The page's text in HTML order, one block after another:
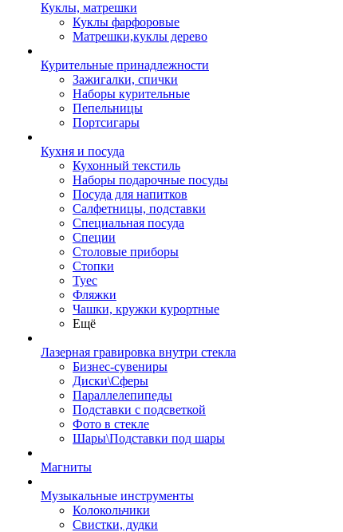
Куклы, матрешки
Куклы фарфоровые
Матрешки,куклы дерево
Курительные принадлежности
Зажигалки, спички
Наборы курительные
Пепельницы
Портсигары
Кухня и посуда
Кухонный текстиль
Наборы подарочные посуды
Посуда для напитков
Салфетницы, подставки
Специальная посуда
Специи
Столовые приборы
Стопки
Туес
Фляжки
Чашки, кружки курортные
Ещё
Лазерная гравировка внутри стекла
Бизнес-сувениры
Диски\Сферы
Параллелепипеды
Подставки с подсветкой
Фото в стекле
Шары\Подставки под шары
Магниты
Музыкальные инструменты
Колокольчики
Свистки, дудки